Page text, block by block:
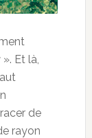
Et là,
de
rayon